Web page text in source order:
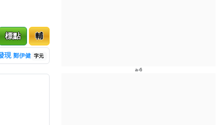
標點 輔
現 鄭伊健 字元
a-6